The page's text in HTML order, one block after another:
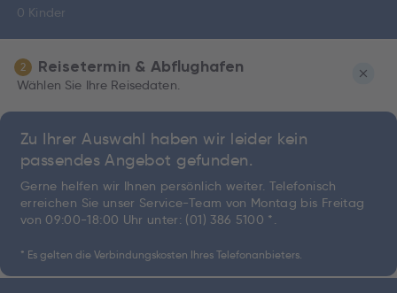
0 Kinder
2 Reisetermin & Abflughafen
Wählen Sie Ihre Reisedaten.
Zu Ihrer Auswahl haben wir leider kein
passendes Angebot gefunden.
Gerne helfen wir Ihnen persönlich weiter. Telefonisch
erreichen Sie unser Service-Team von Montag bis Freitag
von 09:00-18:00 Uhr unter: (01) 386 5100 *.
* Es gelten die Verbindungskosten Ihres Telefonanbieters.